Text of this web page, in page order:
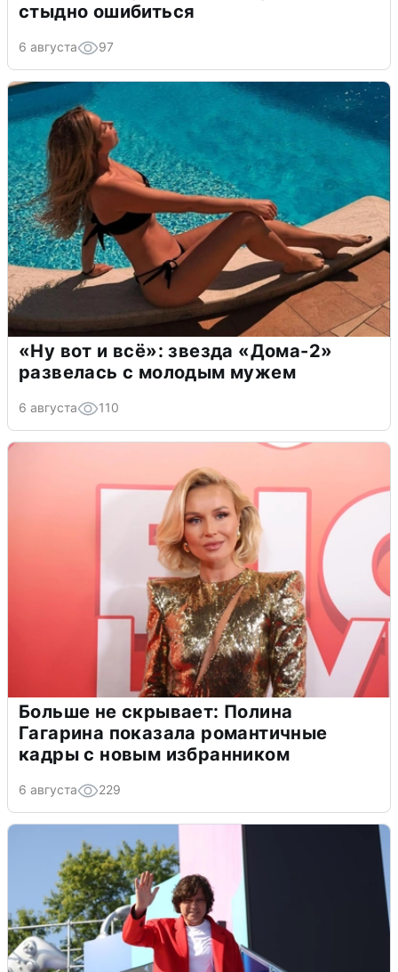
стыдно ошибиться
6 августа 97
«Ну вот и всё»: звезда «Дома-2»
развелась с молодым мужем
6 августа 110
Больше не скрывает: Полина
Гагарина показала романтичные
кадры с новым избранником
6 августа 229